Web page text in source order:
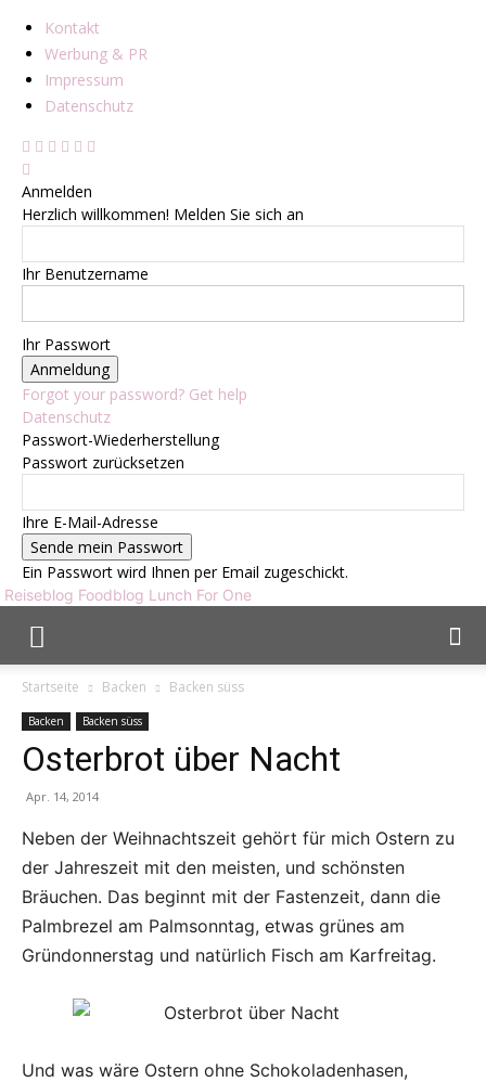
Kontakt
Werbung & PR
Impressum
Datenschutz
Anmelden
Herzlich willkommen! Melden Sie sich an
Ihr Benutzername
Ihr Passwort
Forgot your password? Get help
Datenschutz
Passwort-Wiederherstellung
Passwort zurücksetzen
Ihre E-Mail-Adresse
Ein Passwort wird Ihnen per Email zugeschickt.
Reiseblog Foodblog Lunch For One
Startseite Backen Backen süss
Backen Backen süss
Osterbrot über Nacht
Apr. 14, 2014
Neben der Weihnachtszeit gehört für mich Ostern zu
der Jahreszeit mit den meisten, und schönsten
Bräuchen. Das beginnt mit der Fastenzeit, dann die
Palmbrezel am Palmsonntag, etwas grünes am
Gründonnerstag und natürlich Fisch am Karfreitag.
Und was wäre Ostern ohne Schokoladenhasen,